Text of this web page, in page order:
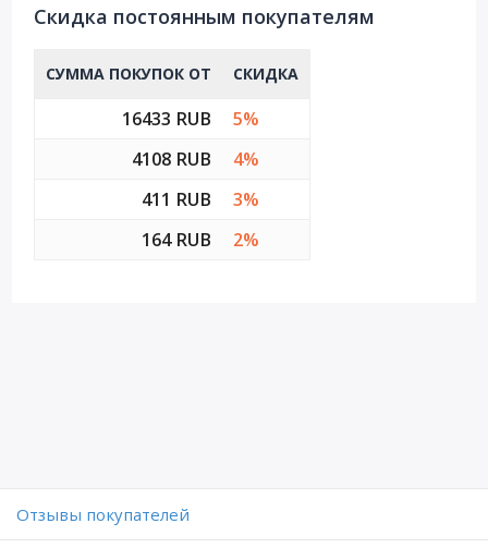
Cкидка постоянным покупателям
СУММА ПОКУПОК ОТ СКИДКА
16433 RUB
5%
4108 RUB
4%
411 RUB
3%
164 RUB
2%
Отзывы покупателей